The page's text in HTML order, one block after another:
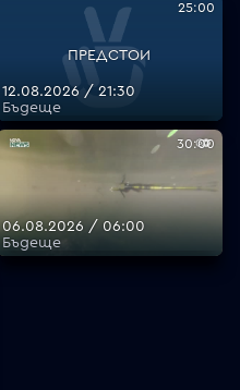
ПРЕДСТОИ
25:00
12.08.2026 / 21:30
Бъдеще
30:00
06.08.2026 / 06:00
Бъдеще